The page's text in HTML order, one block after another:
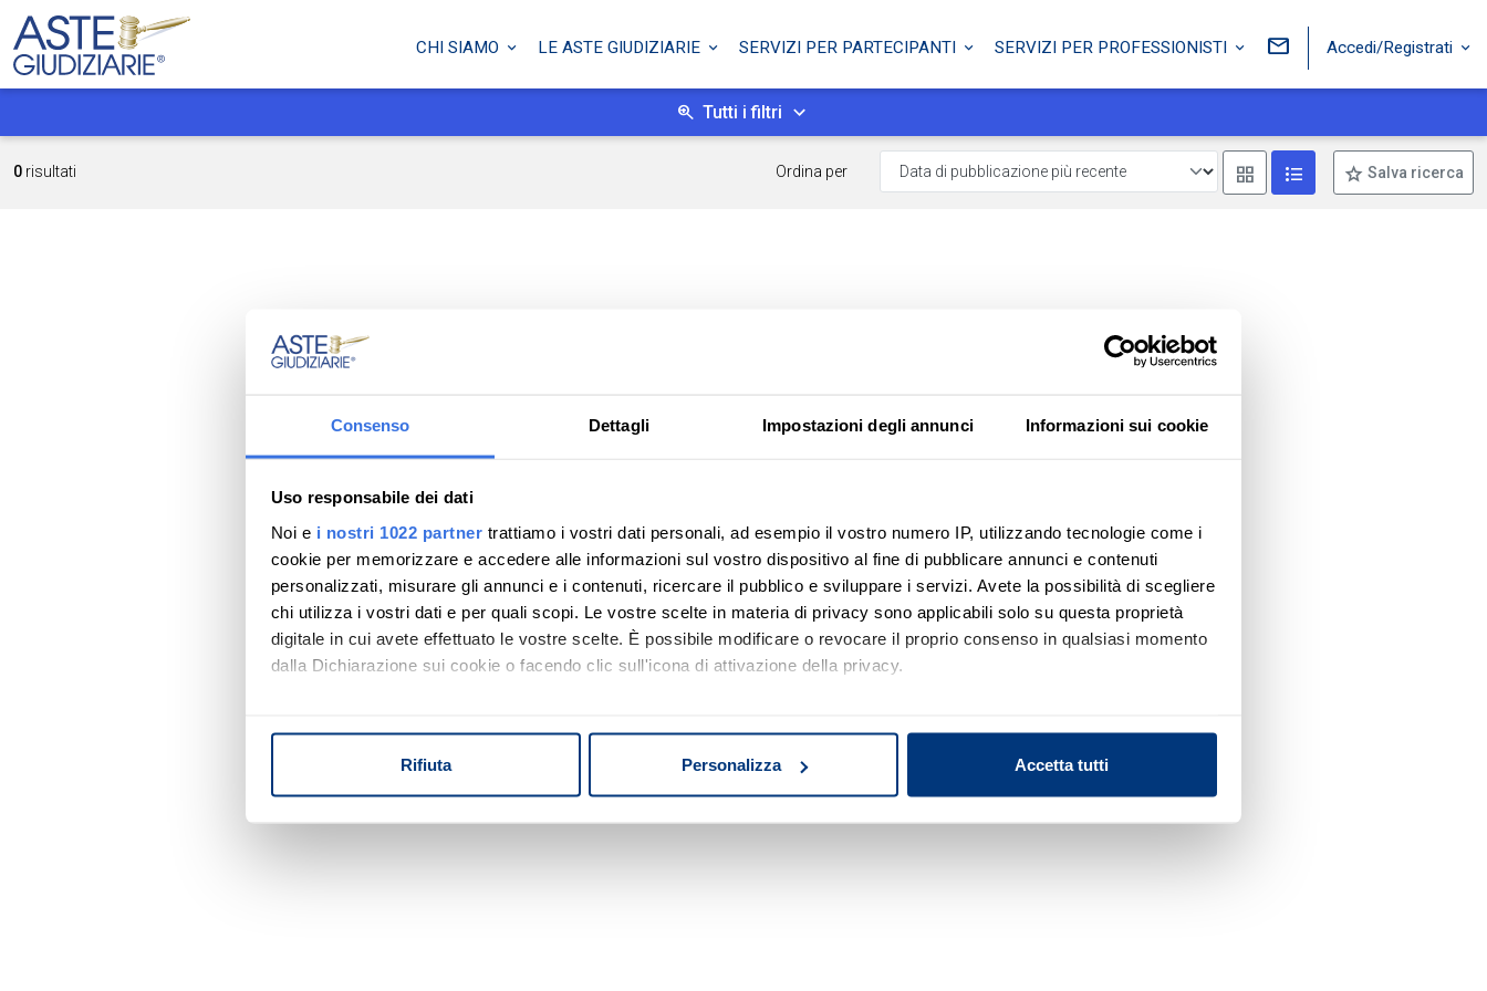
Consenso Dettagli Impostazioni degli annunci Informazioni sui cookie
Uso responsabile dei dati
Noi e i nostri 1022 partner trattiamo i vostri dati personali, ad esempio il vostro numero IP, utilizzando tecnologie come i
cookie per memorizzare e accedere alle informazioni sul vostro dispositivo al fine di pubblicare annunci e contenuti
personalizzati, misurare gli annunci e i contenuti, ricercare il pubblico e sviluppare i servizi. Avete la possibilità di scegliere
chi utilizza i vostri dati e per quali scopi. Le vostre scelte in materia di privacy sono applicabili solo su questa proprietà
digitale in cui avete effettuato le vostre scelte. È possibile modificare o revocare il proprio consenso in qualsiasi momento
dalla Dichiarazione sui cookie o facendo clic sull'icona di attivazione della privacy.
Identificare il tuo dispositivo, scansionandolo attivamente alla ricerca di caratteristiche specifiche (impronte
digitali).
Rifiuta Personalizza Accetta tutti
CHI SIAMO LE ASTE GIUDIZIARIE SERVIZI PER PARTECIPANTI SERVIZI PER PROFESSIONISTI Accedi/Registrati
Tutti i filtri
0 risultati Ordina per Mostra come box
Mostra come lista
Salva ricerca
Nessun risultato di ricerca
Prova a modificare o rimuovere alcuni filtri o
a cambiare l'area di ricerca.